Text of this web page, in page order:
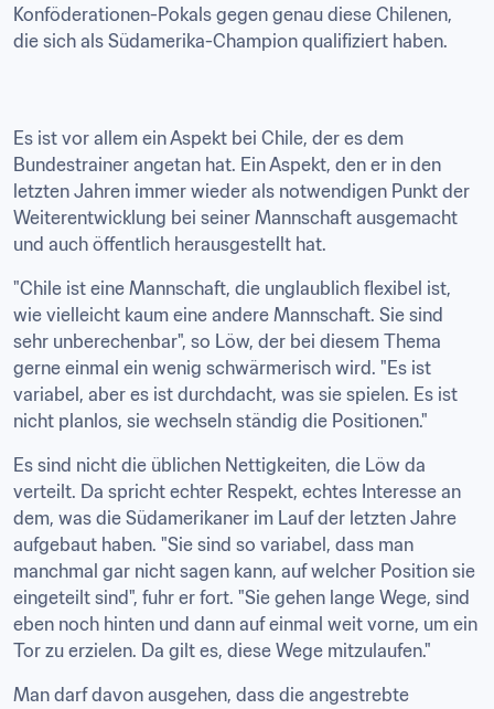
Konföderationen-Pokals gegen genau diese Chilenen,
die sich als Südamerika-Champion qualifiziert haben.
Es ist vor allem ein Aspekt bei Chile, der es dem
Bundestrainer angetan hat. Ein Aspekt, den er in den
letzten Jahren immer wieder als notwendigen Punkt der
Weiterentwicklung bei seiner Mannschaft ausgemacht
und auch öffentlich herausgestellt hat.
"Chile ist eine Mannschaft, die unglaublich flexibel ist,
wie vielleicht kaum eine andere Mannschaft. Sie sind
sehr unberechenbar", so Löw, der bei diesem Thema
gerne einmal ein wenig schwärmerisch wird. "Es ist
variabel, aber es ist durchdacht, was sie spielen. Es ist
nicht planlos, sie wechseln ständig die Positionen."
Es sind nicht die üblichen Nettigkeiten, die Löw da
verteilt. Da spricht echter Respekt, echtes Interesse an
dem, was die Südamerikaner im Lauf der letzten Jahre
aufgebaut haben. "Sie sind so variabel, dass man
manchmal gar nicht sagen kann, auf welcher Position sie
eingeteilt sind", fuhr er fort. "Sie gehen lange Wege, sind
eben noch hinten und dann auf einmal weit vorne, um ein
Tor zu erzielen. Da gilt es, diese Wege mitzulaufen."
Man darf davon ausgehen, dass die angestrebte